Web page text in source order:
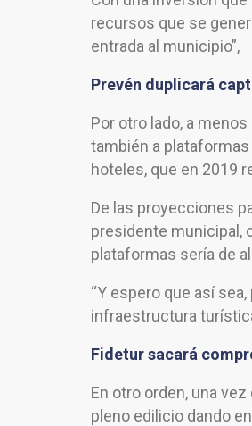
recursos que se
entrada al municipio”,
Prevén duplicará
Por otro lado, a
también a
hoteles, que en 2019
De las proyecciones
presidente municipal,
plataformas sería de
“Y espero que así
infraestructura
Fidetur sacará
En otro orden, una
pleno edilicio dando